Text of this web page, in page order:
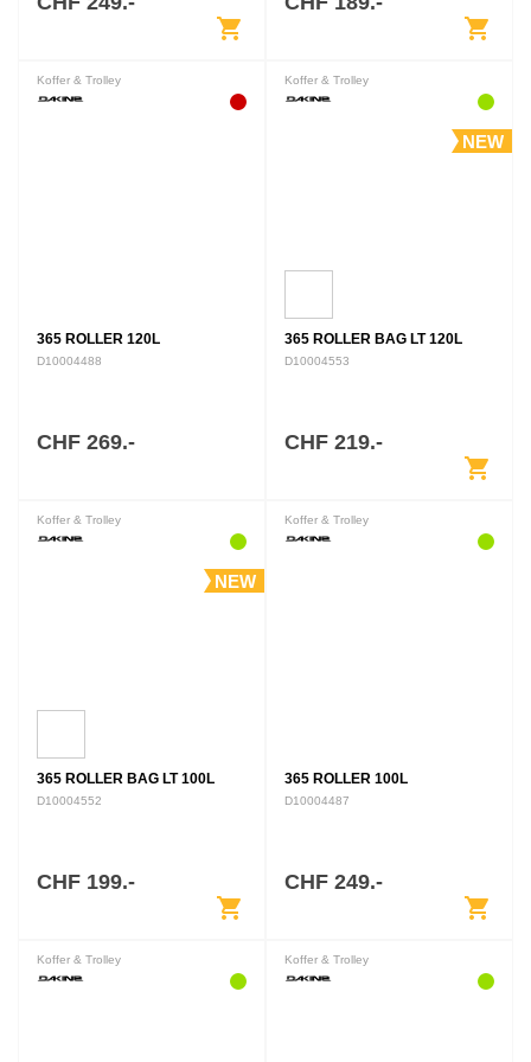
shopping_cart shopping_cart
Koffer & Trolley
365 ROLLER 120L
D10004488
CHF 269.-
Koffer & Trolley
NEW
365 ROLLER BAG LT 120L
D10004553
CHF 219.-
shopping_cart
Koffer & Trolley
NEW
365 ROLLER BAG LT 100L
D10004552
CHF 199.-
shopping_cart
Koffer & Trolley
365 ROLLER 100L
D10004487
CHF 249.-
shopping_cart
Koffer & Trolley Koffer & Trolley